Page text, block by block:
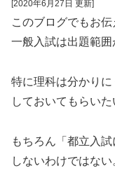
[2020年6月27日 更新]
このブログでもお
一般入試は出題範囲
特に理科は分かり
しておいてもらいた
もちろん「都立入
しないわけではない